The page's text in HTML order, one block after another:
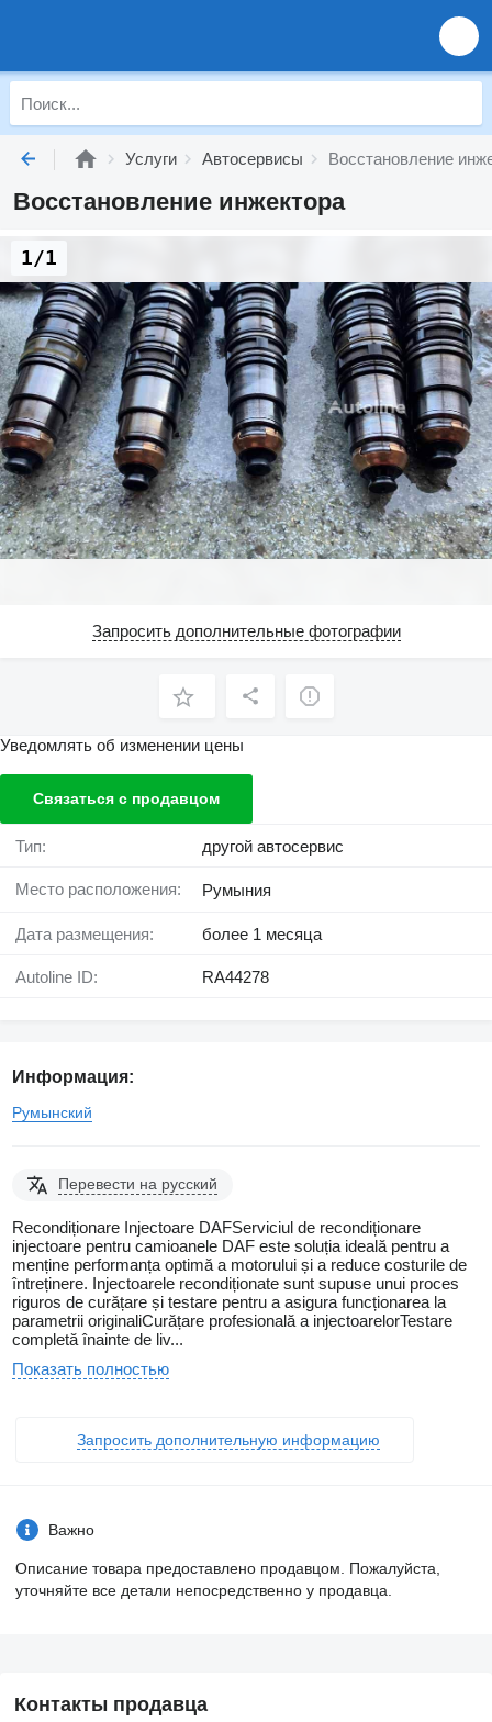
Услуги Автосервисы Восстановление
Восстановление инжектора
1/1
Запросить дополнительные фотографии
Уведомлять об изменении цены
Связаться с продавцом
Тип: другой автосервис
Место расположения: Румыния
Дата размещения: более 1 месяца
Autoline ID: RA44278
Информация:
Румынский
Перевести на русский
Recondiționare Injectoare DAFServiciul de recondiționare
injectoare pentru camioanele DAF este soluția ideală pentru a
menține performanța optimă a motorului și a reduce costurile de
întreținere. Injectoarele recondiționate sunt supuse unui proces
riguros de curățare și testare pentru a asigura funcționarea la
parametrii originaliCurățare profesională a injectoarelorTestare
completă înainte de liv...
Показать полностью
Запросить дополнительную информацию
Важно
Описание товара предоставлено продавцом. Пожалуйста,
уточняйте все детали непосредственно у продавца.
Контакты продавца